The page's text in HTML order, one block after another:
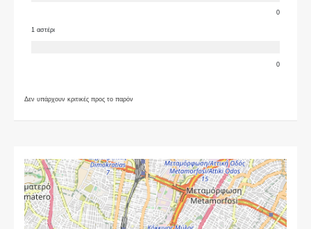
0
1 αστέρι
0
Δεν υπάρχουν κριτικές προς το παρόν